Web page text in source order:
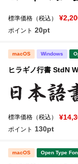
標準価格（税込）
ポイント 20pt
macOS Windows
ヒラギノ行書 StdN
標準価格（税込）
ポイント 130pt
macOS Open Type